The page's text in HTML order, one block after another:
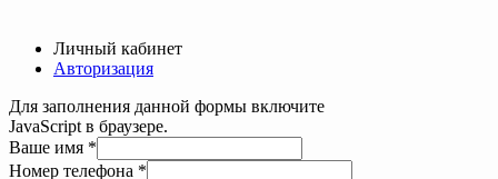
Личный кабинет
Авторизация
Для заполнения данной формы включите
JavaScript в браузере.
Ваше имя *
Текст
Номер телефона *